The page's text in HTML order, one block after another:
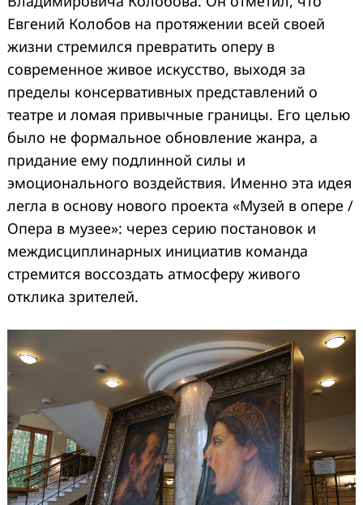
Евгений Колобов на протяжении всей своей
жизни стремился превратить оперу в
современное живое искусство, выходя за
пределы консервативных представлений о
театре и ломая привычные границы. Его целью
было не формальное обновление жанра, а
придание ему подлинной силы и
эмоционального воздействия. Именно эта идея
легла в основу нового проекта «Музей в опере /
Опера в музее»: через серию постановок и
междисциплинарных инициатив команда
стремится воссоздать атмосферу живого
отклика зрителей.